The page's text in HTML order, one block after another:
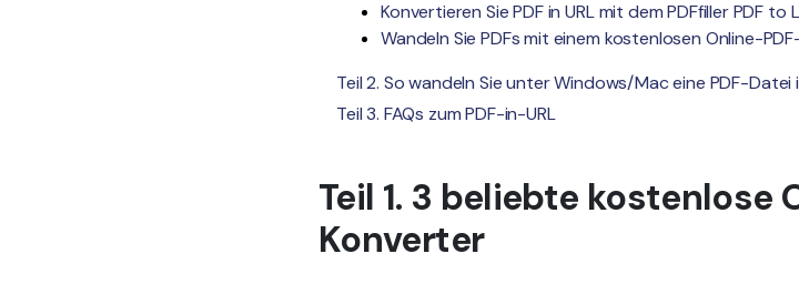
Konvertieren Sie PDF in URL mit dem PDFfiller PDF to
Wandeln Sie PDFs mit einem kostenlosen Online-
Teil 2. So wandeln Sie unter Windows/Mac eine PDF-Datei
Teil 3. FAQs zum PDF-in-URL
Teil 1. 3 beliebte kostenlose
Konverter